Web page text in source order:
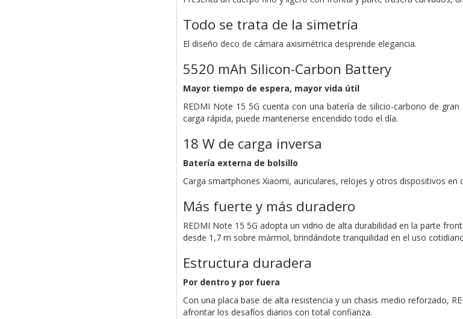
Todo se trata de la simetría
El diseño deco de cámara axisimétrica desprende elegancia.
5520 mAh Silicon-Carbon Battery
Mayor tiempo de espera, mayor vida útil
REDMI Note 15 5G cuenta con una batería de silicio-carbono de
carga rápida, puede mantenerse encendido todo el día.
18 W de carga inversa
Batería externa de bolsillo
Carga smartphones Xiaomi, auriculares, relojes y otros dispositivos en
Más fuerte y más duradero
REDMI Note 15 5G adopta un vidrio de alta durabilidad en la parte
desde 1,7 m sobre mármol, brindándote tranquilidad en el uso
Estructura duradera
Por dentro y por fuera
Con una placa base de alta resistencia y un chasis medio reforzado,
afrontar los desafíos diarios con total confianza.